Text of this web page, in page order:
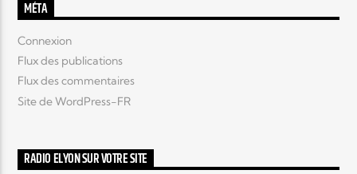
MÉTA
Connexion
Flux des publications
Flux des commentaires
Site de WordPress-FR
RADIO ELYON SUR VOTRE SITE